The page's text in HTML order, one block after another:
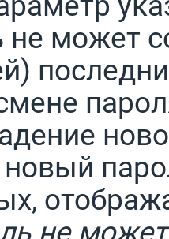
не может
новый
не